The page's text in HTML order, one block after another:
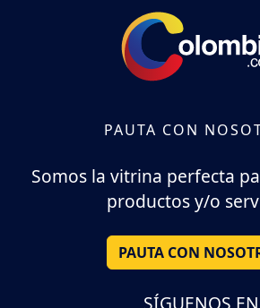
PAUTA CON
Somos la vitrina perfecta
productos y/o
PAUTA CON
SÍGUENOS EN